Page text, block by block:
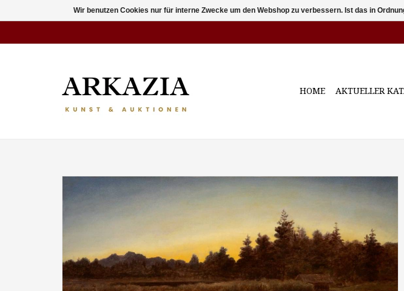
HOME AKTUELLER
Wir benutzen Cookies nur für interne Zwecke um den Webshop zu verbessern. Ist das in